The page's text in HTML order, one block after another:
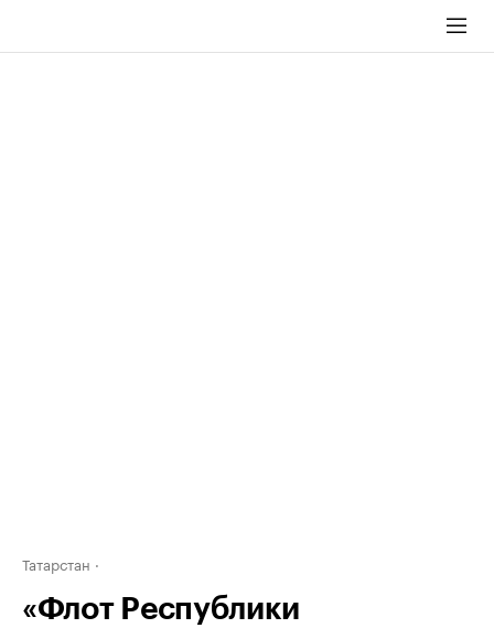
Татарстан
«Флот Республики